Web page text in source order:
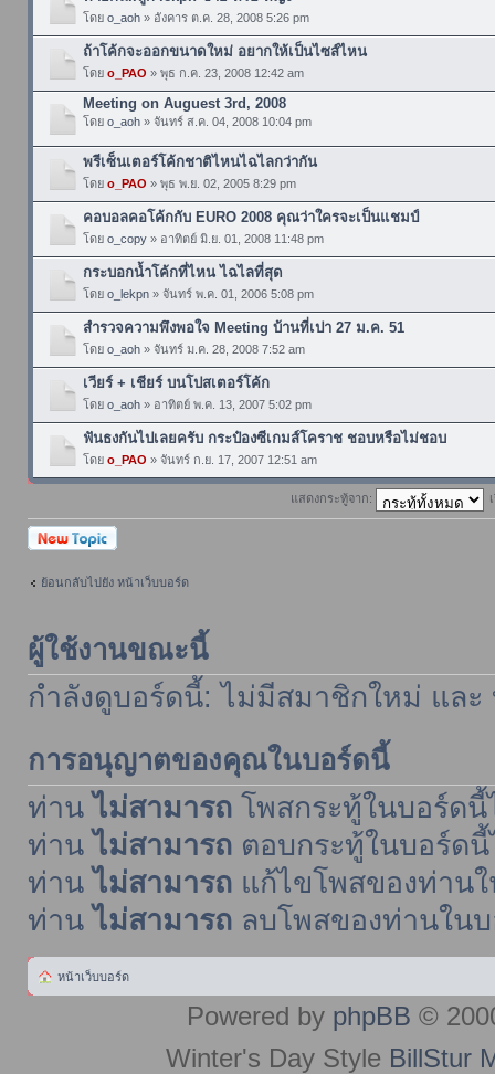
โดย o_aoh» อังคาร ต.ค. 28, 2008 5:26 pm
ถ้าโค้กจะออกขนาดใหม่ อยากให้เป็นไซส์ไหน
โดย o_PAO » พุธ ก.ค. 23, 2008 12:42 am
Meeting on Auguest 3rd, 2008
โดย o_aoh» จันทร์ ส.ค. 04, 2008 10:04 pm
พรีเซ็นเตอร์โค้กชาติไหนไฉไลกว่ากัน
โดย o_PAO » พุธ พ.ย. 02, 2005 8:29 pm
คอบอลคอโค้กกับ EURO 2008 คุณว่าใครจะเป็นแชมป์
โดย o_copy» อาทิตย์ มิ.ย. 01, 2008 11:48 pm
กระบอกน้ำโค้กที่ไหน ไฉไลที่สุด
โดย o_lekpn» จันทร์ พ.ค. 01, 2006 5:08 pm
สำรวจความพึงพอใจ Meeting บ้านที่เปา 27 ม.ค. 51
โดย o_aoh» จันทร์ ม.ค. 28, 2008 7:52 am
เวียร์ + เชียร์ บนโปสเตอร์โค้ก
โดย o_aoh» อาทิตย์ พ.ค. 13, 2007 5:02 pm
ฟันธงกันไปเลยครับ กระป๋องซีเกมส์โคราช ชอบหรือไม่ชอบ
โดย o_PAO » จันทร์ ก.ย. 17, 2007 12:51 am
แสดงกระทู้จาก:
ตั้งกระทู้ใหม่
ย้อนกลับไปยัง หน้าเว็บบอร์ด
ผู้ใช้งานขณะนี้
กำลังดูบอร์ดนี้: ไม่มีสมาชิกใหม่ แล
การอนุญาตของคุณในบอร์ดนี้
ท่าน ไม่สามารถโพสกระทู้ในบอร์ดนี้
ท่าน ไม่สามารถตอบกระทู้ในบอร์ดนี้
ท่าน ไม่สามารถแก้ไขโพสของท่าน
ท่าน ไม่สามารถลบโพสของท่านใน
หน้าเว็บบอร์ด
Powered by phpBB ©
Winter's Day Style BillStur